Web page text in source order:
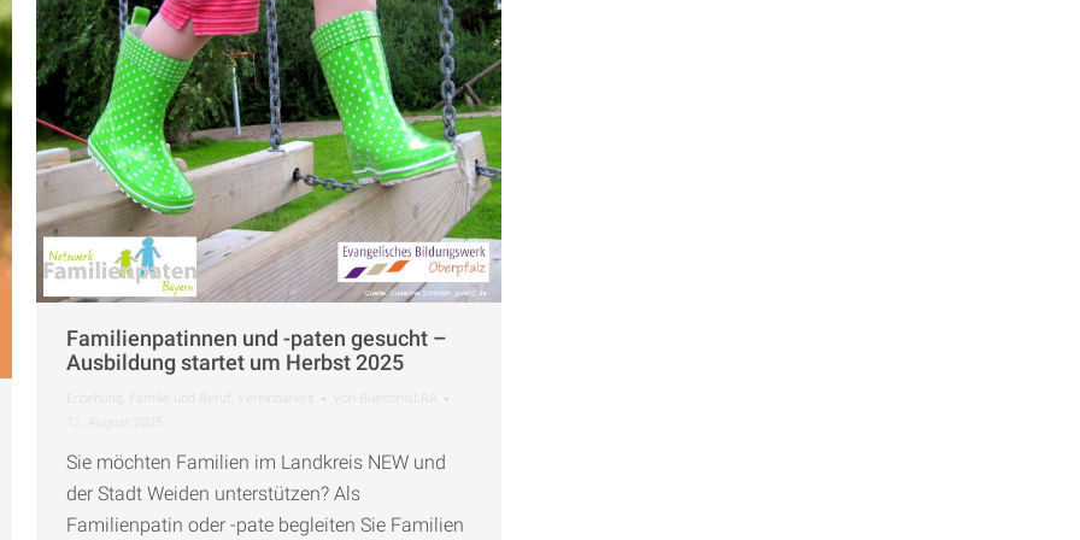
Familienpatinnen und -paten gesucht –
Ausbildung startet um Herbst 2025
Vereinbarkeit Von
12. August 2025
Sie möchten Familien im Landkreis NEW und
der Stadt Weiden unterstützen? Als
Familienpatin oder -pate begleiten Sie Familien